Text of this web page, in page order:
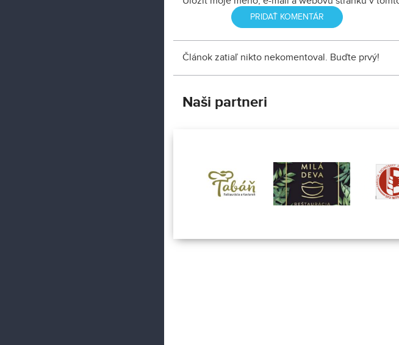
Článok zatiaľ nikto nekomentoval. Buďte prvý!
Naši partneri